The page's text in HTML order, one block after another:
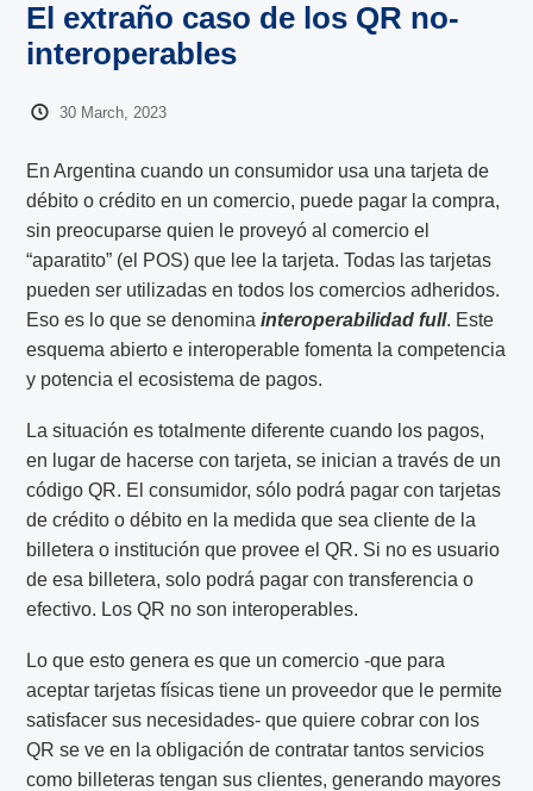
El extraño caso de los QR no-
interoperables
30 March, 2023
En Argentina cuando un consumidor usa una tarjeta de
débito o crédito en un comercio, puede pagar la compra,
sin preocuparse quien le proveyó al comercio el
“aparatito” (el POS) que lee la tarjeta. Todas las tarjetas
pueden ser utilizadas en todos los comercios adheridos.
Eso es lo que se denominainteroperabilidad full. Este
esquema abierto e interoperable fomenta la competencia
y potencia el ecosistema de pagos.
La situación es totalmente diferente cuando los pagos,
en lugar de hacerse con tarjeta, se inician a través de un
código QR. El consumidor, sólo podrá pagar con tarjetas
de crédito o débito en la medida que sea cliente de la
billetera o institución que provee el QR. Si no es usuario
de esa billetera, solo podrá pagar con transferencia o
efectivo. Los QR no son interoperables.
Lo que esto genera es que un comercio -que para
aceptar tarjetas físicas tiene un proveedor que le permite
satisfacer sus necesidades- que quiere cobrar con los
QR se ve en la obligación de contratar tantos servicios
como billeteras tengan sus clientes, generando mayores